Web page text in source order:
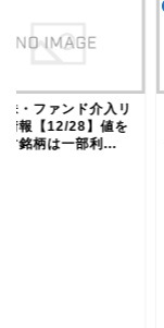
株・ファンド介入リ
情報【12/28】値を
す銘柄は一部利...